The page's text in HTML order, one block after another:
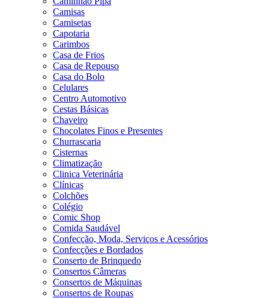
Camisas
Camisetas
Capotaria
Carimbos
Casa de Frios
Casa de Repouso
Casa do Bolo
Celulares
Centro Automotivo
Cestas Básicas
Chaveiro
Chocolates Finos e Presentes
Churrascaria
Cisternas
Climatização
Clinica Veterinária
Clínicas
Colchões
Colégio
Comic Shop
Comida Saudável
Confecção, Moda, Serviços e Acessórios
Confecções e Bordados
Conserto de Brinquedo
Consertos Câmeras
Consertos de Máquinas
Consertos de Roupas